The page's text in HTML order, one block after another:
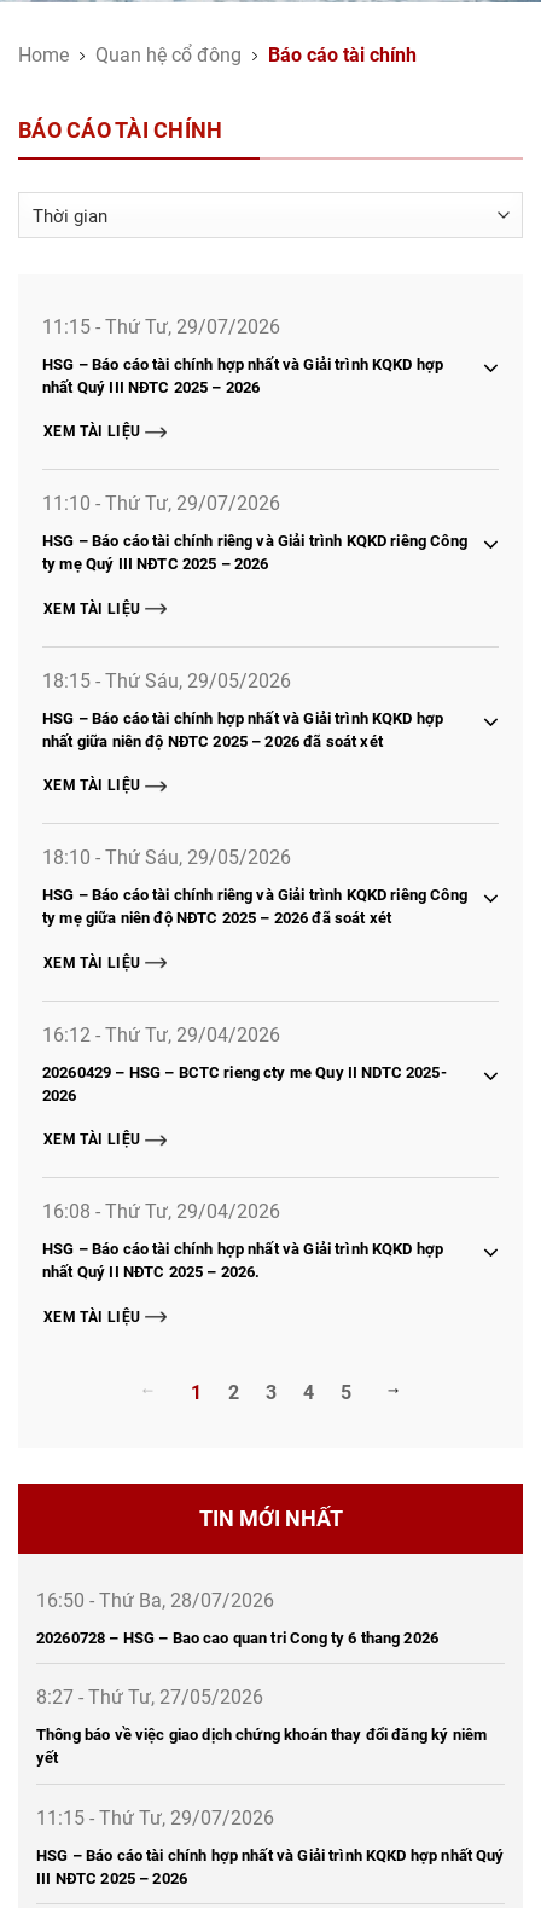
Home Quan hệ cổ đông Báo cáo tài chính
BÁO CÁO TÀI CHÍNH
11:15 - Thứ Tư, 29/07/2026
HSG – Báo cáo tài chính hợp nhất và Giải trình KQKD hợp
nhất Quý III NĐTC 2025 – 2026
XEM TÀI LIỆU
11:10 - Thứ Tư, 29/07/2026
HSG – Báo cáo tài chính riêng và Giải trình KQKD riêng Công
ty mẹ Quý III NĐTC 2025 – 2026
XEM TÀI LIỆU
18:15 - Thứ Sáu, 29/05/2026
HSG – Báo cáo tài chính hợp nhất và Giải trình KQKD hợp
nhất giữa niên độ NĐTC 2025 – 2026 đã soát xét
XEM TÀI LIỆU
18:10 - Thứ Sáu, 29/05/2026
HSG – Báo cáo tài chính riêng và Giải trình KQKD riêng Công
ty mẹ giữa niên độ NĐTC 2025 – 2026 đã soát xét
XEM TÀI LIỆU
16:12 - Thứ Tư, 29/04/2026
20260429 – HSG – BCTC rieng cty me Quy II NDTC 2025-
2026
XEM TÀI LIỆU
16:08 - Thứ Tư, 29/04/2026
HSG – Báo cáo tài chính hợp nhất và Giải trình KQKD hợp
nhất Quý II NĐTC 2025 – 2026.
XEM TÀI LIỆU
1 2 3 4 5
TIN MỚI NHẤT
16:50 - Thứ Ba, 28/07/2026
20260728 – HSG – Bao cao quan tri Cong ty 6 thang 2026
8:27 - Thứ Tư, 27/05/2026
Thông báo về việc giao dịch chứng khoán thay đổi đăng ký niêm
yết
11:15 - Thứ Tư, 29/07/2026
HSG – Báo cáo tài chính hợp nhất và Giải trình KQKD hợp nhất Quý
III NĐTC 2025 – 2026